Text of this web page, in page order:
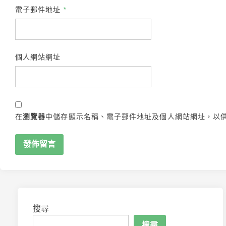
電子郵件地址 *
個人網站網址
在瀏覽器中儲存顯示名稱、電子郵件地址及個人網站網址，以
搜尋